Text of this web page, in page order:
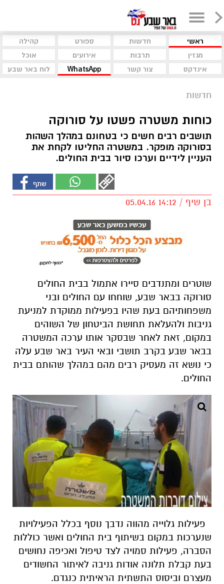
ראשי חדשות ספורט
קהילה
מגזין
תרבות אירועים
אוכל
אינדקס
צור קשר WhatsApp לוח באר שבע
חדשות
כוחות משטרה פשטו על סורוקה
תושבים רבים חשים כי בטחונם במהלך השהות
בסורוקה מופקר. במשטרה החליטו לקחת את
העניין לידיים וערכו סיור בבית החולים.
בן שיף / 14:12 05.04.16
שוטרים ומתנדבים סיירו אתמול בבית החולים
סורוקה בבאר שבע, שוחחו עם החולים ובני
משפחותיהם בעת שהיו בפעילות ממוקדת למניעת
במקום, זאת לאחר שבסקר אותו ערכה המשטרה
בבאר שבע בקרב תושבי ובאי העיר באר שבע עלה
כי נושא זה מעסיק רבים מהם במהלך שהותם בבית
החולים.
פעילות גלוייה מהווה נדבך נוסף בכלל הפעילויות
שנערכות במקום בשיתוף בית החולים ואשר כוללות
הסברה, פעילות סמויה לצד טיפול ואכיפה נחושים
מעצרם וביסוס התשתית הראיתית כנגדם.
נזכיר כי רק בשבוע שעבר הוגש כתב אישום ובקשה
למעצר עד תום ההליכים כנגד גבר בשנות ה-50
לחייו תושב דימונה לאחר שבחקירה עלה כי הוא